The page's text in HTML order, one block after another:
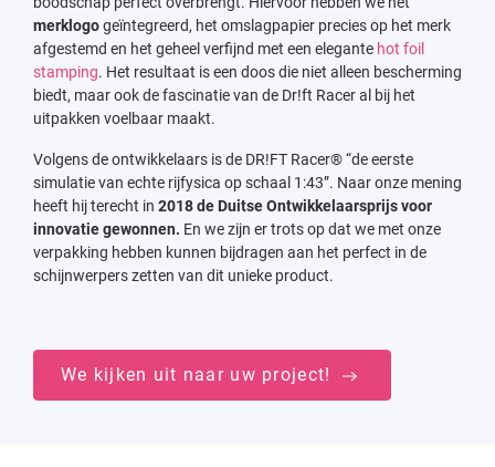
merklogogeïntegreerd, het omslagpapier precies op het merk
afgestemd en het geheel verfijnd met een elegante hot foil
stamping. Het resultaat is een doos die niet alleen bescherming
biedt, maar ook de fascinatie van de Dr!ft Racer al bij het
uitpakken voelbaar maakt.
Volgens de ontwikkelaars is de DR!FT Racer® “de eerste
simulatie van echte rijfysica op schaal 1:43”. Naar onze mening
heeft hij terecht in 2018 de Duitse Ontwikkelaarsprijs voor
innovatie gewonnen. En we zijn er trots op dat we met onze
verpakking hebben kunnen bijdragen aan het perfect in de
schijnwerpers zetten van dit unieke product.
We kijken uit naar uw project!